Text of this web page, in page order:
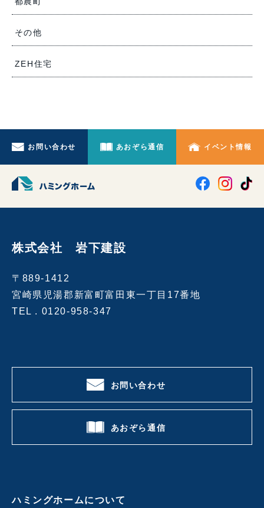
その他
ZEH住宅
お問い合わせ あおぞら通信 イベント情報
株式会社 岩下建設
〒889-1412
宮崎県児湯郡新富町富田東一丁目17番地
TEL . 0120-958-347
お問い合わせ
あおぞら通信
ハミングホームについて